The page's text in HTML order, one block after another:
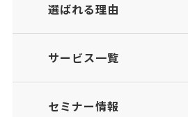
選ばれる理由
サービス一覧
セミナー情報